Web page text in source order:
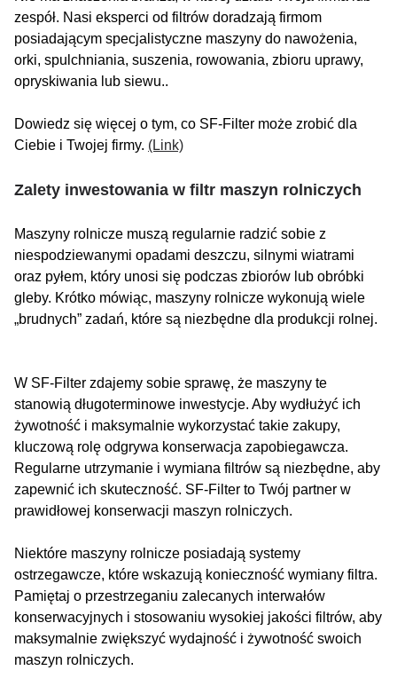
zespół. Nasi eksperci od filtrów doradzają firmom
posiadającym specjalistyczne maszyny do nawożenia,
orki, spulchniania, suszenia, rowowania, zbioru uprawy,
opryskiwania lub siewu..
Dowiedz się więcej o tym, co SF-Filter może zrobić dla
Ciebie i Twojej firmy. (Link)
Zalety inwestowania w filtr maszyn rolniczych
Maszyny rolnicze muszą regularnie radzić sobie z
niespodziewanymi opadami deszczu, silnymi wiatrami
oraz pyłem, który unosi się podczas zbiorów lub obróbki
gleby. Krótko mówiąc, maszyny rolnicze wykonują wiele
„brudnych” zadań, które są niezbędne dla produkcji rolnej.
W SF-Filter zdajemy sobie sprawę, że maszyny te
stanowią długoterminowe inwestycje. Aby wydłużyć ich
żywotność i maksymalnie wykorzystać takie zakupy,
kluczową rolę odgrywa konserwacja zapobiegawcza.
Regularne utrzymanie i wymiana filtrów są niezbędne, aby
zapewnić ich skuteczność. SF-Filter to Twój partner w
prawidłowej konserwacji maszyn rolniczych.
Niektóre maszyny rolnicze posiadają systemy
ostrzegawcze, które wskazują konieczność wymiany filtra.
Pamiętaj o przestrzeganiu zalecanych interwałów
konserwacyjnych i stosowaniu wysokiej jakości filtrów, aby
maksymalnie zwiększyć wydajność i żywotność swoich
maszyn rolniczych.